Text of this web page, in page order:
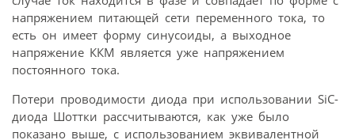
напряжением питающей сети переменного тока, то
есть он имеет форму синусоиды, а выходное
напряжение ККМ является уже напряжением
постоянного тока.
Потери проводимости диода при использовании SiC-
диода Шоттки рассчитываются, как уже было
показано выше, с использованием эквивалентной